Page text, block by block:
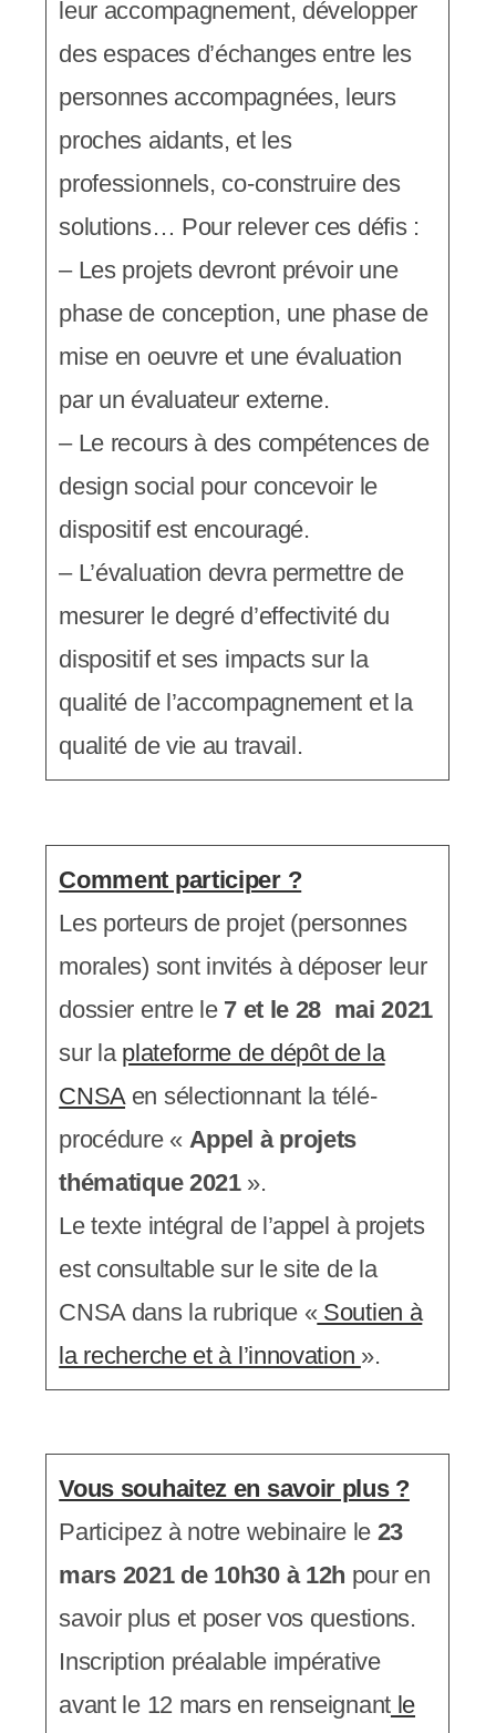
leur accompagnement, développer
des espaces d’échanges entre les
personnes accompagnées, leurs
proches aidants, et les
professionnels, co-construire des
solutions… Pour relever ces défis :
– Les projets devront prévoir une
phase de conception, une phase de
mise en oeuvre et une évaluation
par un évaluateur externe.
– Le recours à des compétences de
design social pour concevoir le
dispositif est encouragé.
– L’évaluation devra permettre de
mesurer le degré d’effectivité du
dispositif et ses impacts sur la
qualité de l’accompagnement et la
qualité de vie au travail.
Comment participer ?
Les porteurs de projet (personnes
morales) sont invités à déposer leur
dossier entre le7 et le 28 mai 2021
sur la plateforme de dépôt de la
CNSA en sélectionnant la télé-
procédure « Appel à projets
thématique 2021 ».
Le texte intégral de l’appel à projets
est consultable sur le site de la
CNSA dans la rubrique «Soutien à
la recherche et à l’innovation ».
Vous souhaitez en savoir plus ?
Participez à notre webinaire le 23
mars 2021 de 10h30 à 12h pour en
savoir plus et poser vos questions.
Inscription préalable impérative
avant le 12 mars en renseignantle